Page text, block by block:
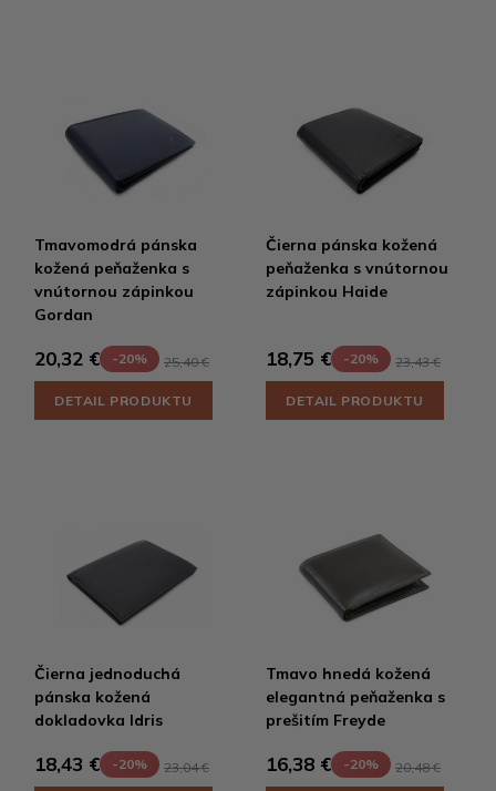
Tmavomodrá pánska
kožená peňaženka s
vnútornou zápinkou
Gordan
20,32 € -20% 25,40 €
DETAIL PRODUKTU
Čierna pánska kožená
peňaženka s vnútornou
zápinkou Haide
18,75 € -20% 23,43 €
DETAIL PRODUKTU
Čierna jednoduchá
pánska kožená
dokladovka Idris
18,43 € -20% 23,04 €
Tmavo hnedá kožená
elegantná peňaženka s
prešitím Freyde
16,38 € -20% 20,48 €